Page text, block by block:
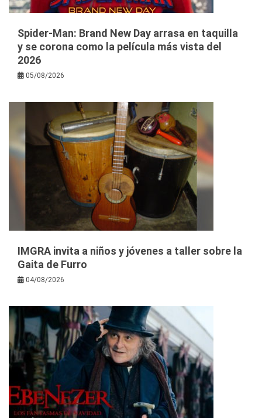
Spider-Man: Brand New Day arrasa en taquilla
y se corona como la película más vista del
2026
05/08/2026
IMGRA invita a niños y jóvenes a taller sobre la
Gaita de Furro
04/08/2026